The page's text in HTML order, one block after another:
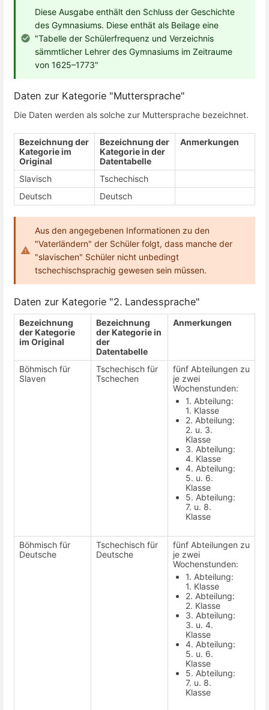
Diese Ausgabe enthält den Schluss der Geschichte
des Gymnasiums. Diese enthät als Beilage eine
"Tabelle der Schülerfrequenz und Verzeichnis
sämmtlicher Lehrer des Gymnasiums im Zeitraume
von 1625–1773"
Daten zur Kategorie "Muttersprache"
Die Daten werden als solche zur Muttersprache bezeichnet.
Bezeichnung der
Kategorie im
Original
Bezeichnung der
Kategorie in der
Datentabelle
Anmerkungen
Slavisch
Tschechisch
Deutsch
Deutsch
Aus den angegebenen Informationen zu den
"Vaterländern" der Schüler folgt, dass manche der
"slavischen" Schüler nicht unbedingt
tschechischsprachig gewesen sein müssen.
Daten zur Kategorie "2. Landessprache"
Bezeichnung
der Kategorie
im Original
Bezeichnung
der Kategorie in
der
Datentabelle
Anmerkungen
Böhmisch für
Slaven
Tschechisch für
Tschechen
fünf Abteilungen zu
je zwei
Wochenstunden:
1. Abteilung:
1. Klasse
2. Abteilung:
2. u. 3.
Klasse
3. Abteilung:
4. Klasse
4. Abteilung:
5. u. 6.
Klasse
5. Abteilung:
7. u. 8.
Klasse
Böhmisch für
Deutsche
Tschechisch für
Deutsche
fünf Abteilungen zu
je zwei
Wochenstunden:
1. Abteilung:
1. Klasse
2. Abteilung:
2. Klasse
3. Abteilung:
3. u. 4.
Klasse
4. Abteilung:
5. u. 6.
Klasse
5. Abteilung:
7. u. 8.
Klasse